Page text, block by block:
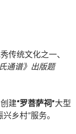
传统文化之一、
通谱》出版题
建“罗菩萨祠”大型
乡村”服务。